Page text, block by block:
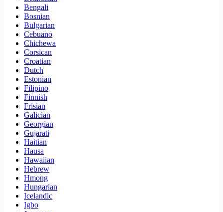
Bengali
Bosnian
Bulgarian
Cebuano
Chichewa
Corsican
Croatian
Dutch
Estonian
Filipino
Finnish
Frisian
Galician
Georgian
Gujarati
Haitian
Hausa
Hawaiian
Hebrew
Hmong
Hungarian
Icelandic
Igbo